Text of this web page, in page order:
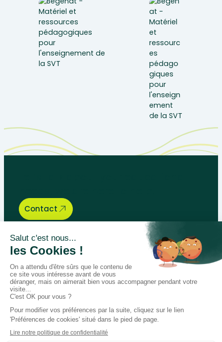
Contact
Bégénat
Level of education
News
Return policy
100% secure payment
Follow us on social media